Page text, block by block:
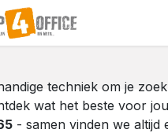
techniek om je
wat het beste voor
- samen vinden we altijd